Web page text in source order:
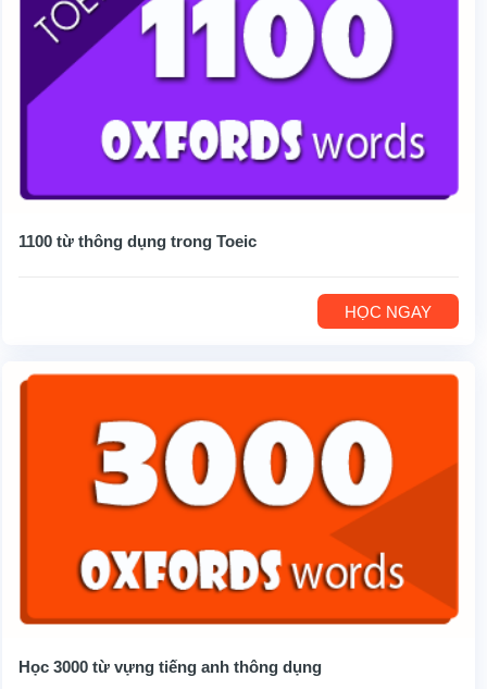
1100 từ thông dụng trong Toeic
HỌC NGAY
Học 3000 từ vựng tiếng anh thông dụng